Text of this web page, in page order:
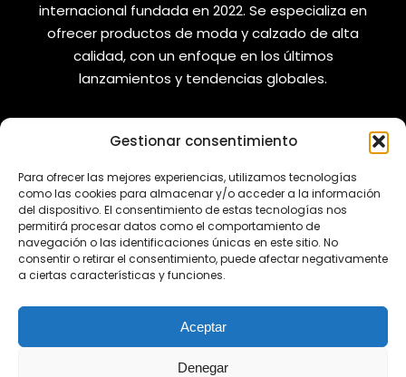
Gestionar consentimiento
Para ofrecer las mejores experiencias, utilizamos tecnologías
como las cookies para almacenar y/o acceder a la información
del dispositivo. El consentimiento de estas tecnologías nos
permitirá procesar datos como el comportamiento de
navegación o las identificaciones únicas en este sitio. No
consentir o retirar el consentimiento, puede afectar negativamente
a ciertas características y funciones.
Aceptar
Denegar
internacional fundada en 2022. Se especializa en
ofrecer productos de moda y calzado de alta
calidad, con un enfoque en los últimos
lanzamientos y tendencias globales.
VANIZAPAS
Envíos
Reembolsos
Cambios y Devoluciones
LEGAL
Aviso Legal
Política de Privacidad
Política de Cookies